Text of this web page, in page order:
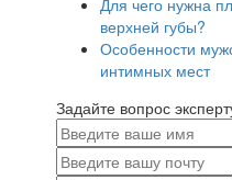
Для чего нужна
верхней губы?
Особенности
интимных мест
Задайте вопрос